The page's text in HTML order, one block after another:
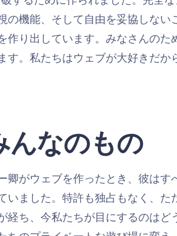
の機能、そして自由を妥協しない
作り出しています。みなさんのた
。私たちはウェブが大好きだか
んなのもの
卿がウェブを作ったとき、彼は
いました。特許も独占もなく、た
経ち、今私たちが目にするのは